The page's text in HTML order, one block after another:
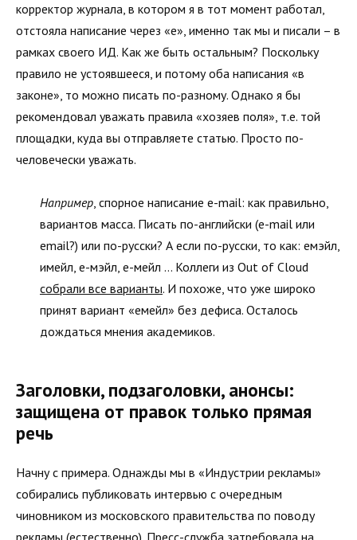
корректор журнала, в котором я в тот момент работал,
отстояла написание через «е», именно так мы и писали – в
рамках своего ИД. Как же быть остальным? Поскольку
правило не устоявшееся, и потому оба написания «в
законе», то можно писать по-разному. Однако я бы
рекомендовал уважать правила «хозяев поля», т.е. той
площадки, куда вы отправляете статью. Просто по-
человечески уважать.
Например, спорное написание e-mail: как правильно,
вариантов масса. Писать по-английски (e-mail или
email?) или по-русски? А если по-русски, то как: емэйл,
имейл, е-мэйл, е-мейл … Коллеги из Out of Cloud
собрали все варианты. И похоже, что уже широко
принят вариант «емейл» без дефиса. Осталось
дождаться мнения академиков.
Заголовки, подзаголовки, анонсы:
защищена от правок только прямая
речь
Начну с примера. Однажды мы в «Индустрии рекламы»
собирались публиковать интервью с очередным
чиновником из московского правительства по поводу